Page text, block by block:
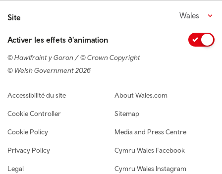
Site Wales
Activer les effets d'animation
© Hawlfraint y Goron / © Crown Copyright
© Welsh Government 2026
Footer navigation
Accessibilité du site
Cookie Controller
Cookie Policy
Privacy Policy
Legal
About Wales.com
Sitemap
Media and Press Centre
Cymru Wales Facebook
Cymru Wales Instagram